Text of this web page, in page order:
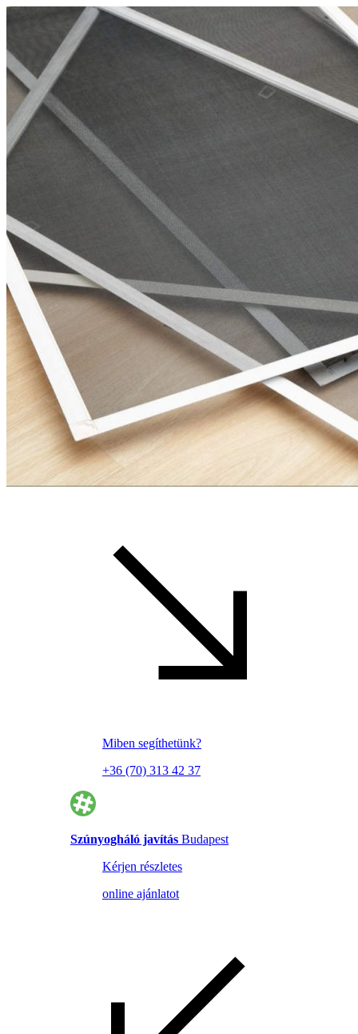
Miben segíthetünk?
+36 (70) 313 42 37
Szúnyogháló javítás Budapest
Kérjen részletes
online ajánlatot